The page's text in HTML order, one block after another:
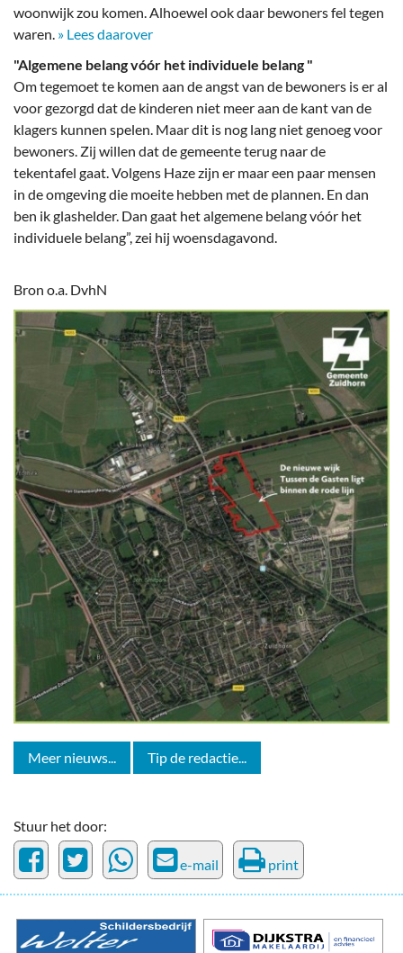
woonwijk zou komen. Alhoewel ook daar bewoners fel tegen
waren. » Lees daarover
"Algemene belang vóór het individuele belang "
Om tegemoet te komen aan de angst van de bewoners is er al
voor gezorgd dat de kinderen niet meer aan de kant van de
klagers kunnen spelen. Maar dit is nog lang niet genoeg voor
bewoners. Zij willen dat de gemeente terug naar de
tekentafel gaat. Volgens Haze zijn er maar een paar mensen
in de omgeving die moeite hebben met de plannen. En dan
ben ik glashelder. Dan gaat het algemene belang vóór het
individuele belang”, zei hij woensdagavond.
Bron o.a. DvhN
Meer nieuws... Tip de redactie...
Stuur het door:
e-mail print